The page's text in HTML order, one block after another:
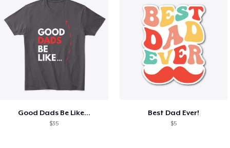
Good Dads Be Like...
$35
Best Dad Ever!
$5